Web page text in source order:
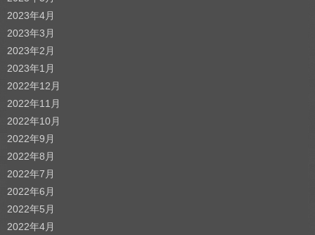
2023年4月
2023年3月
2023年2月
2023年1月
2022年12月
2022年11月
2022年10月
2022年9月
2022年8月
2022年7月
2022年6月
2022年5月
2022年4月